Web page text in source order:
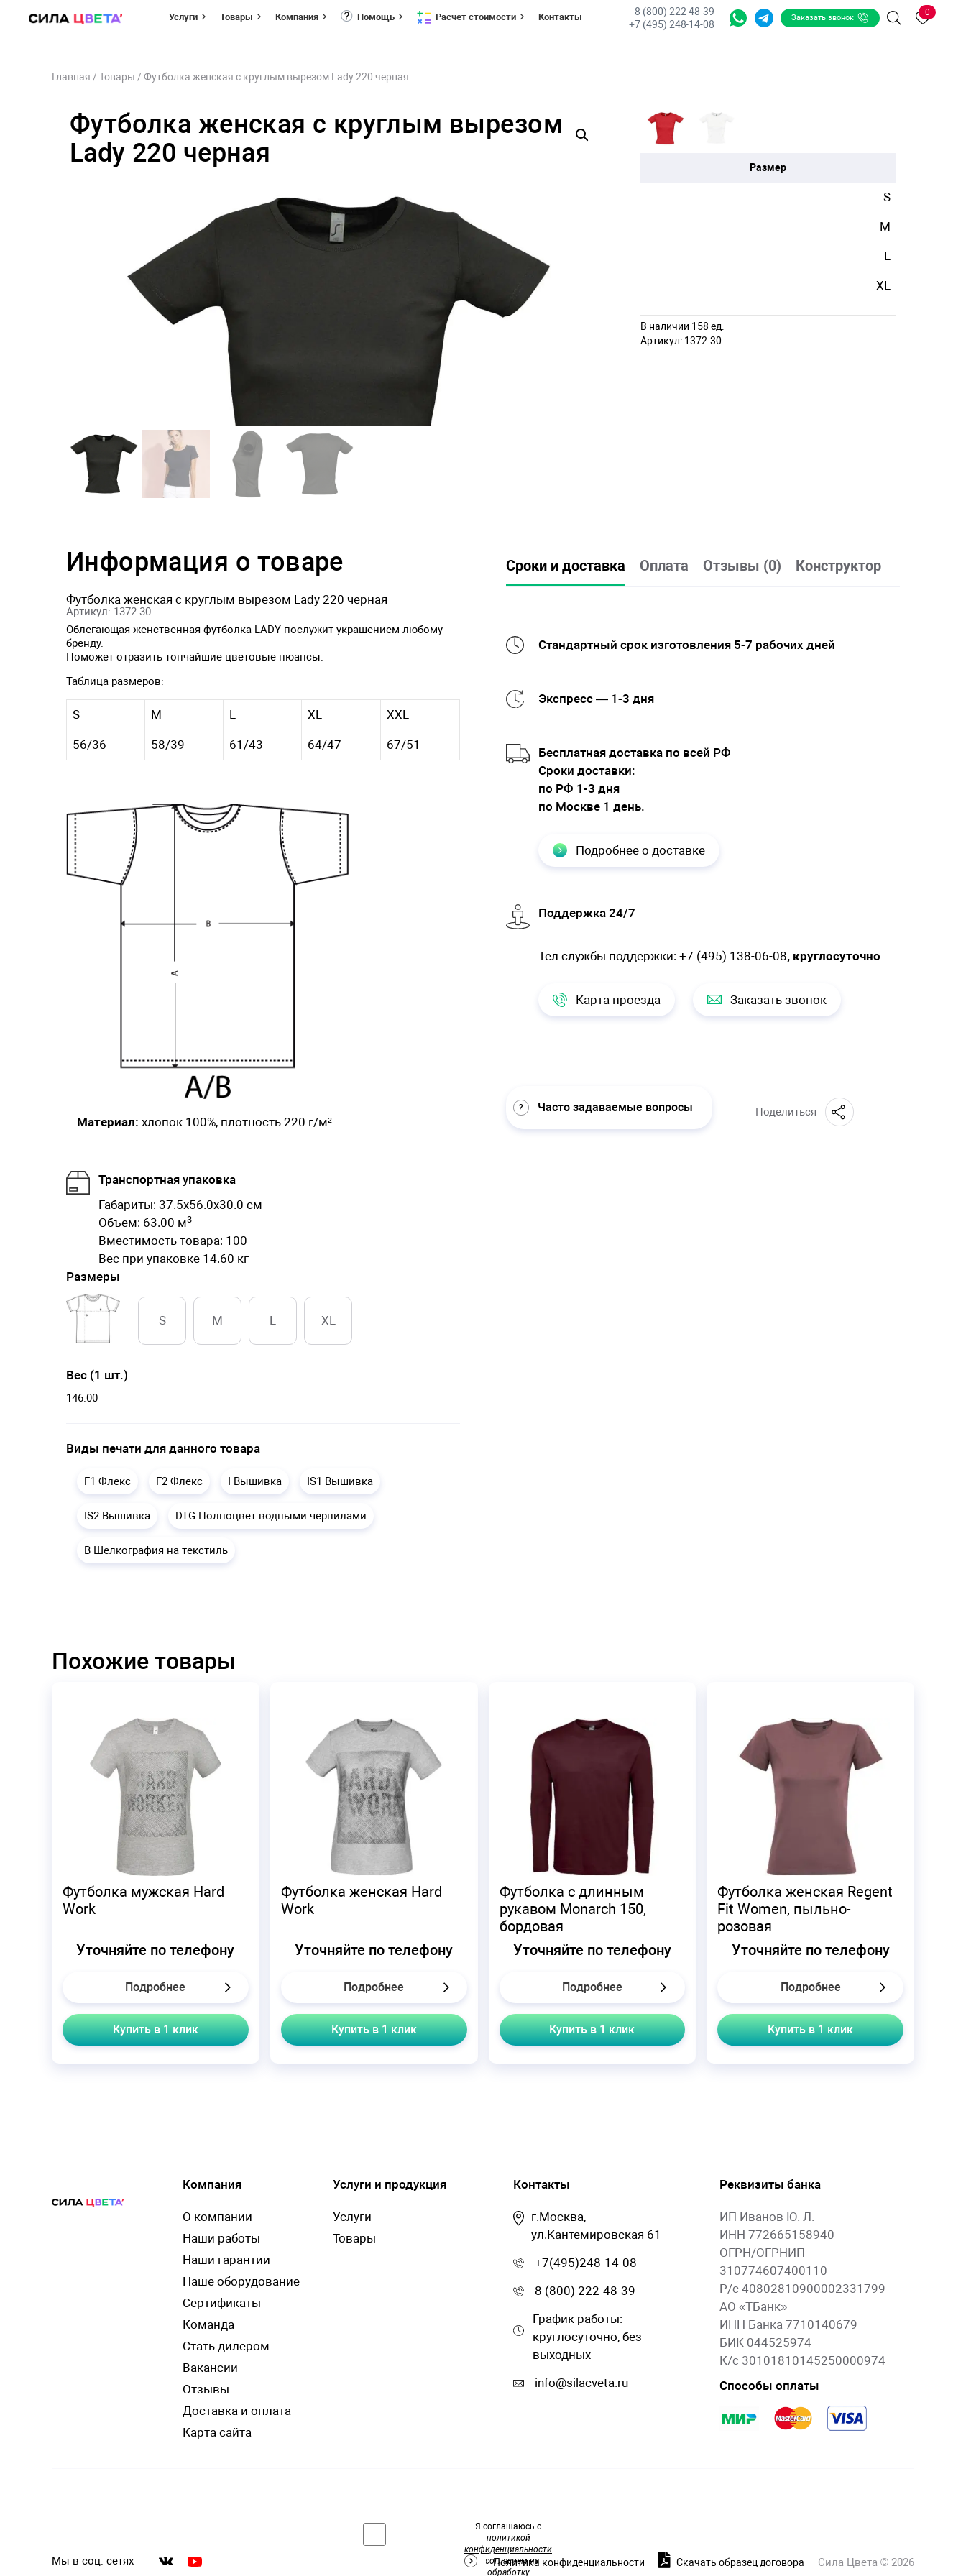
Услуги Товары Компания Помощь Расчет стоимости Контакты
8 (800) 222-48-39
+7 (495) 248-14-08
Заказать звонок
Поиск
0
Главная / Товары / Футболка женская с круглым вырезом Lady 220 черная
Футболка женская с круглым вырезом
Lady 220 черная
Размер
S
M
L
XL
В наличии 158 ед.
Артикул: 1372.30
Информация о товаре
Футболка женская с круглым вырезом Lady 220 черная
Артикул: 1372.30
Облегающая женственная футболка LADY послужит украшением любому
бренду.
Поможет отразить тончайшие цветовые нюансы.
Таблица размеров:
S M L XL XXL
56/36 58/39 61/43 64/47 67/51
Материал: хлопок 100%, плотность 220 г/м²
Транспортная упаковка
Габариты: 37.5x56.0x30.0 см
Объем: 63.00 м3
Вместимость товара: 100
Вес при упаковке 14.60 кг
Размеры
S M L XL
Вес (1 шт.)
146.00
Виды печати для данного товара
F1 Флекс F2 Флекс I Вышивка IS1 Вышивка
IS2 Вышивка DTG Полноцвет водными чернилами
B Шелкография на текстиль
Сроки и доставка Оплата Отзывы (0) Конструктор
Стандартный срок изготовления 5-7 рабочих дней
Экспресс — 1-3 дня
Бесплатная доставка по всей РФ
Cроки доставки:
по РФ 1-3 дня
по Москве 1 день.
Подробнее о доставке
Поддержка 24/7
Тел службы поддержки: +7 (495) 138-06-08, круглосуточно
Карта проезда Заказать звонок
Часто задаваемые вопросы Поделиться
Похожие товары
Футболка мужская Hard
Work
Уточняйте по телефону
Подробнее
Купить в 1 клик
Футболка женская Hard
Work
Уточняйте по телефону
Подробнее
Купить в 1 клик
Футболка с длинным
рукавом Monarch 150,
бордовая
Уточняйте по телефону
Подробнее
Купить в 1 клик
Футболка женская Regent
Fit Women, пыльно-
розовая
Уточняйте по телефону
Подробнее
Купить в 1 клик
Компания
О компании
Наши работы
Наши гарантии
Наше оборудование
Сертификаты
Команда
Стать дилером
Вакансии
Отзывы
Доставка и оплата
Карта сайта
Услуги и продукция
Услуги
Товары
Контакты
г.Москва,
ул.Кантемировская 61
+7(495)248-14-08
8 (800) 222-48-39
График работы:
круглосуточно, без
выходных
info@silacveta.ru
Реквизиты банка
ИП Иванов Ю. Л.
ИНН 772665158940
ОГРН/ОГРНИП
310774607400110
Р/с 40802810900002331799
АО «ТБанк»
ИНН Банка 7710140679
БИК 044525974
К/с 30101810145250000974
Способы оплаты
Мы в соц. сетях
Я соглашаюсь с
политикой
конфиденциальности
согласием на
обработку
Политика конфиденциальности Скачать образец договора Сила Цвета © 2026